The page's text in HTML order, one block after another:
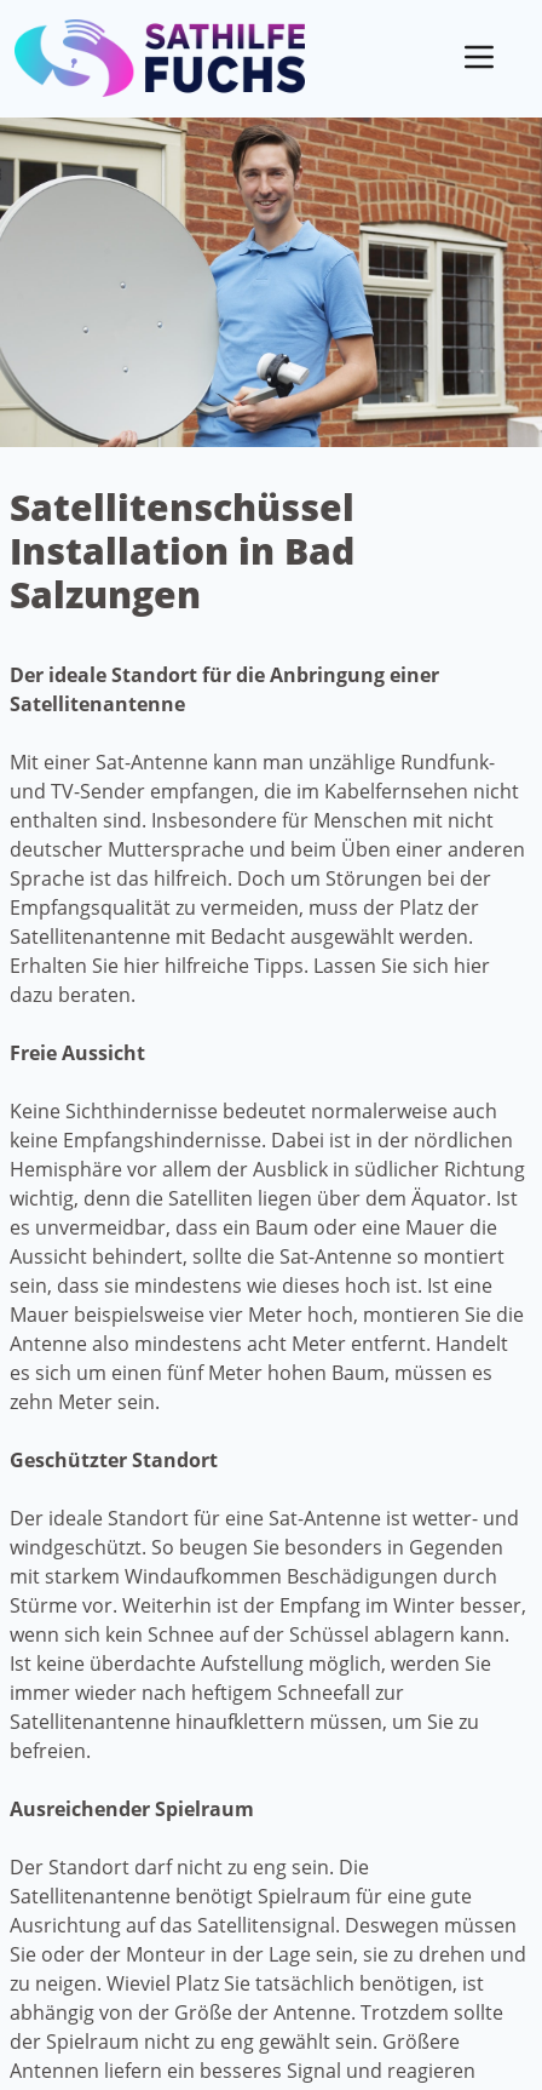
Satellitenschüssel
Installation in Bad
Salzungen
Der ideale Standort für die Anbringung einer
Satellitenantenne
Mit einer Sat-Antenne kann man unzählige Rundfunk-
und TV-Sender empfangen, die im Kabelfernsehen nicht
enthalten sind. Insbesondere für Menschen mit nicht
deutscher Muttersprache und beim Üben einer anderen
Sprache ist das hilfreich. Doch um Störungen bei der
Empfangsqualität zu vermeiden, muss der Platz der
Satellitenantenne mit Bedacht ausgewählt werden.
Erhalten Sie hier hilfreiche Tipps. Lassen Sie sich hier
dazu beraten.
Freie Aussicht
Keine Sichthindernisse bedeutet normalerweise auch
keine Empfangshindernisse. Dabei ist in der nördlichen
Hemisphäre vor allem der Ausblick in südlicher Richtung
wichtig, denn die Satelliten liegen über dem Äquator. Ist
es unvermeidbar, dass ein Baum oder eine Mauer die
Aussicht behindert, sollte die Sat-Antenne so montiert
sein, dass sie mindestens wie dieses hoch ist. Ist eine
Mauer beispielsweise vier Meter hoch, montieren Sie die
Antenne also mindestens acht Meter entfernt. Handelt
es sich um einen fünf Meter hohen Baum, müssen es
zehn Meter sein.
Geschützter Standort
Der ideale Standort für eine Sat-Antenne ist wetter- und
windgeschützt. So beugen Sie besonders in Gegenden
mit starkem Windaufkommen Beschädigungen durch
Stürme vor. Weiterhin ist der Empfang im Winter besser,
wenn sich kein Schnee auf der Schüssel ablagern kann.
Ist keine überdachte Aufstellung möglich, werden Sie
immer wieder nach heftigem Schneefall zur
Satellitenantenne hinaufklettern müssen, um Sie zu
befreien.
Ausreichender Spielraum
Der Standort darf nicht zu eng sein. Die
Satellitenantenne benötigt Spielraum für eine gute
Ausrichtung auf das Satellitensignal. Deswegen müssen
Sie oder der Monteur in der Lage sein, sie zu drehen und
zu neigen. Wieviel Platz Sie tatsächlich benötigen, ist
abhängig von der Größe der Antenne. Trotzdem sollte
der Spielraum nicht zu eng gewählt sein. Größere
Antennen liefern ein besseres Signal und reagieren